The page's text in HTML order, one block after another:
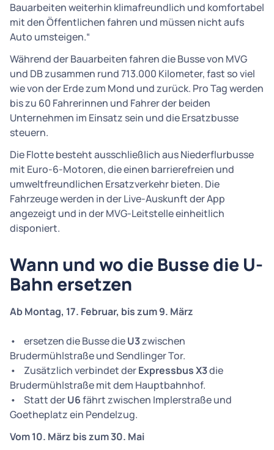
Bauarbeiten weiterhin klimafreundlich und komfortabel
mit den Öffentlichen fahren und müssen nicht aufs
Auto umsteigen.“
Während der Bauarbeiten fahren die Busse von MVG
und DB zusammen rund 713.000 Kilometer, fast so viel
wie von der Erde zum Mond und zurück. Pro Tag werden
bis zu 60 Fahrerinnen und Fahrer der beiden
Unternehmen im Einsatz sein und die Ersatzbusse
steuern.
Die Flotte besteht ausschließlich aus Niederflurbusse
mit Euro-6-Motoren, die einen barrierefreien und
umweltfreundlichen Ersatzverkehr bieten. Die
Fahrzeuge werden in der Live-Auskunft der App
angezeigt und in der MVG-Leitstelle einheitlich
disponiert.
Wann und wo die Busse die U-
Bahn ersetzen
Ab Montag, 17. Februar, bis zum 9. März
• ersetzen die Busse dieU3zwischen
Brudermühlstraße und Sendlinger Tor.
• Zusätzlich verbindet derExpressbus X3die
Brudermühlstraße mit dem Hauptbahnhof.
• Statt derU6fährt zwischen Implerstraße und
Goetheplatz ein Pendelzug.
Vom 10. März bis zum 30. Mai